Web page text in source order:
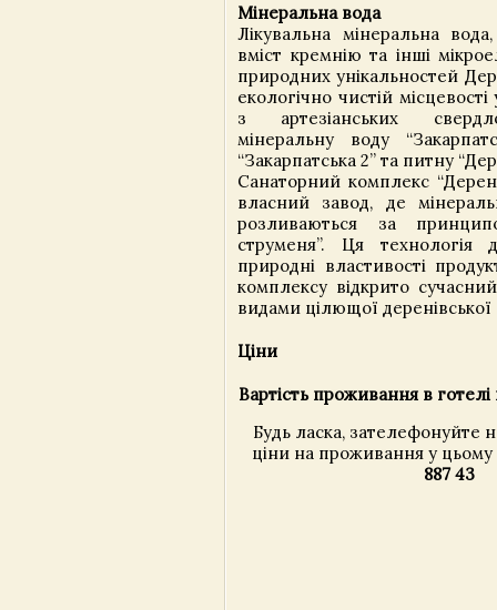
Мінеральна вода
Лікувальна мінеральна
вміст кремнію та інші
природних унікальностей
екологічно чистій
з артезіанських
мінеральну воду
“Закарпатська 2” та питну
Санаторний комплекс
власний завод, де
розливаються за
струменя”. Ця технологія
природні властивості
комплексу відкрито
видами цілющої деренівської
Ціни
Вартість проживання в
Будь ласка, зателефонуйте
ціни на проживання у цьому
887 43